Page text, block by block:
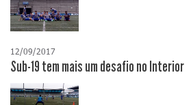
12/09/2017
Sub-19 tem mais um desafio no Interior